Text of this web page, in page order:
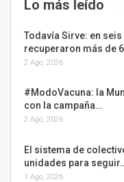
Lo más leído
Todavía Sirve: en
recuperaron más de
2 Ago, 2026
#ModoVacuna: la
con la campaña…
2 Ago, 2026
El sistema de
unidades para
1 Ago, 2026